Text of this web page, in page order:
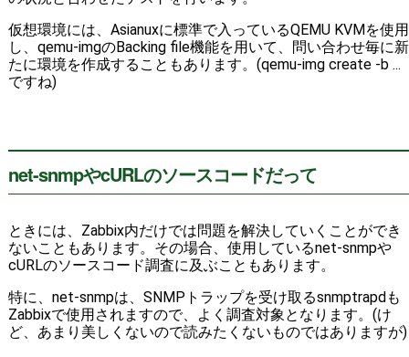
仮想環境には、Asianuxに標準で入っているQEMU KVMを使用
し、qemu-imgのBacking file機能を用いて、問い合わせ毎に新
たに環境を作成することもあります。(qemu-img create -b ...
ですね)
net-snmpやcURLのソースコードだって
ときには、Zabbix内だけでは問題を解決していくことができ
ないこともあります。その場合、使用しているnet-snmpや
cURLのソースコード調査に及ぶこともあります。
特に、net-snmpは、SNMPトラップを受け取るsnmptrapdも
Zabbixで使用されますので、よく調査対象となります。(け
ど、あまり美しくないので読みたくないものではありますが)